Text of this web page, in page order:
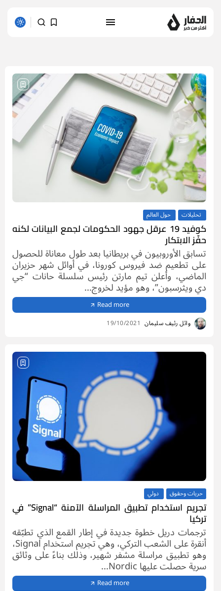
54 results found
تحليلات حول العالم
كوفيد 19 عرقل جهود الحكومات لجمع البيانات لكنه
حفّز الابتكار
تسابق الأوروبيون في بريطانيا بعد طول معاناة للحصول
على تطعيم ضد فيروس كورونا، في أوائل شهر حزيران
الماضي، وأعلن تيم مارتن رئيس سلسلة حانات “جي
دي ويثرسبون”، وهو مؤيد لخروج...
Read more
وائل رئيف سليمان 19/10/2021
حريات وحقوق دولي
تجريم استخدام تطبيق المراسلة الآمنة “Signal” في
تركيا
ترجمات دريل خطوة جديدة في إطار القمع الذي تطبّقه
أنقرة على الشعب التركي، وهي تجريم استخدام Signal،
وهو تطبيق مراسلة مشفر شهير، وذلك بناءً على وثائق
سرية حصلت عليها Nordic...
Read more